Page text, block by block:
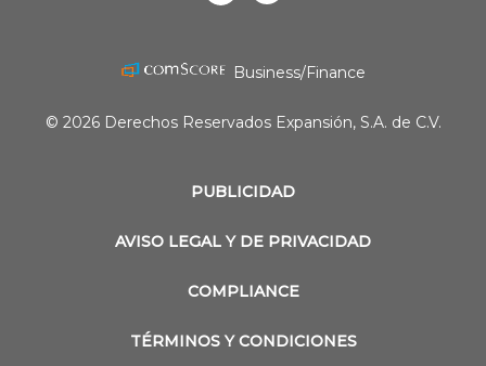
PUBLICIDAD
AVISO LEGAL Y DE PRIVACIDAD
COMPLIANCE
TÉRMINOS Y CONDICIONES
Business/Finance
© 2026 Derechos Reservados Expansión, S.A. de C.V.